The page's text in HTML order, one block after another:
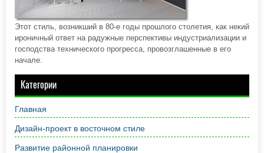
Этот стиль, возникший в 80-е годы прошлого столетия, как некий
ироничный ответ на радужные перспективы индустриализации и
господства технического прогресса, провозглашенные в его
начале.
Категории
Главная
Дизайн-проект в восточном стиле
Развитие районной планировки